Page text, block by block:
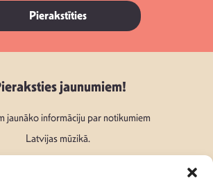
Pierakstīties
jaunumiem!
jaunāko informāciju par notikumiem
Latvijas mūzikā.